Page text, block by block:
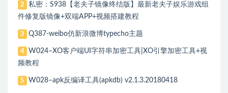
2
私密：S938【老夫子镜像终结版】最新老夫子娱乐游戏组
件修复版镜像+双端APP+视频搭建教程
3 Q387-weibo仿新浪微博typecho主题
4
W024–XO客户端UI字符串加密工具|XO引擎加密工具+视
频教程
5 W028–apk反编译工具(apkdb) v2.1.3.20180418